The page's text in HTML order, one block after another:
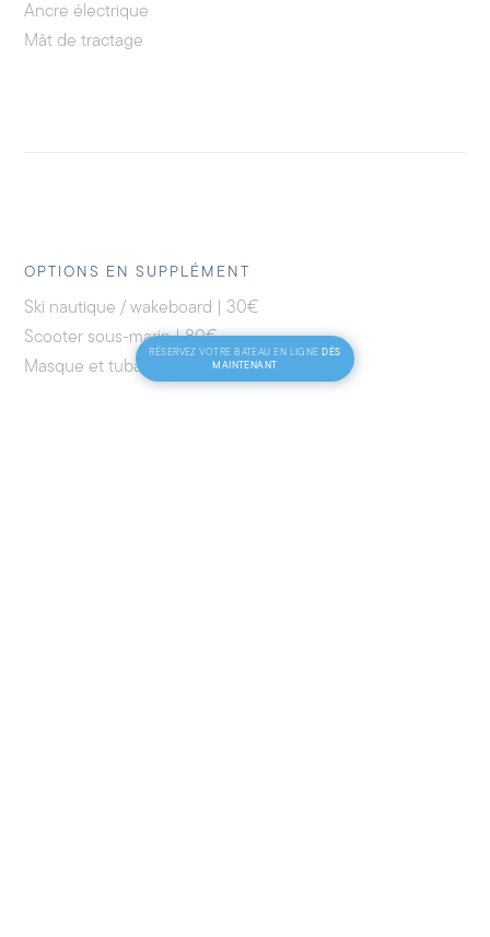
Ancre électrique
Mât de tractage
OPTIONS EN SUPPLÉMENT
Ski nautique / wakeboard | 30€
Scooter sous-marin | 80€
Masque et tuba | 10€
RÉSERVEZ VOTRE BATEAU EN LIGNEDÈS
MAINTENANT